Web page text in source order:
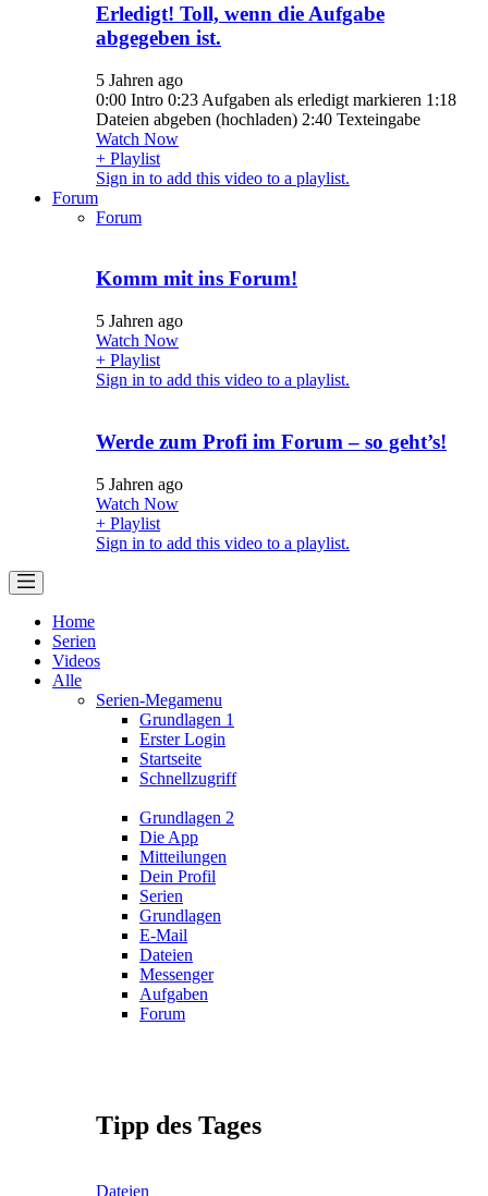
Erledigt! Toll, wenn die Aufgabe
abgegeben ist.
5 Jahren ago
0:00 Intro 0:23 Aufgaben als erledigt markieren 1:18
Dateien abgeben (hochladen) 2:40 Texteingabe
Watch Now
+ Playlist
Sign in to add this video to a playlist.
Forum
Forum
Komm mit ins Forum!
5 Jahren ago
Watch Now
+ Playlist
Sign in to add this video to a playlist.
Werde zum Profi im Forum – so geht’s!
5 Jahren ago
Watch Now
+ Playlist
Sign in to add this video to a playlist.
Home
Serien
Videos
Alle
Serien-Megamenu
Grundlagen 1
Erster Login
Startseite
Schnellzugriff
Grundlagen 2
Die App
Mitteilungen
Dein Profil
Serien
Grundlagen
E-Mail
Dateien
Messenger
Aufgaben
Forum
Tipp des Tages
Dateien